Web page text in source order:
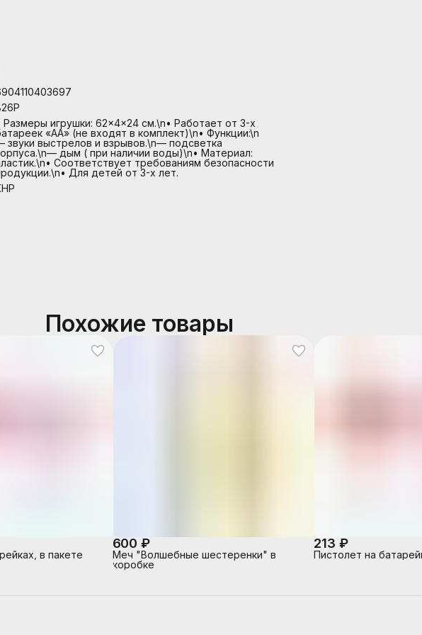
Размеры игрушки: 62×4×24 см.\n• Работает от 3-х
«АА» (не входят в комплект)\n• Функции:\n
звуки выстрелов и взрывов.\n— подсветка
дым ( при наличии воды)\n• Материал:
Соответствует требованиям безопасности
Для детей от 3-х лет.
Похожие товары
в пакете
600 ₽
Меч "Волшебные шестеренки" в
коробке
213 ₽
Пистолет на